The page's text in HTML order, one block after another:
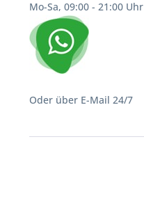
Mo-Sa, 09:00 - 21:00 Uhr
Oder über E-Mail 24/7